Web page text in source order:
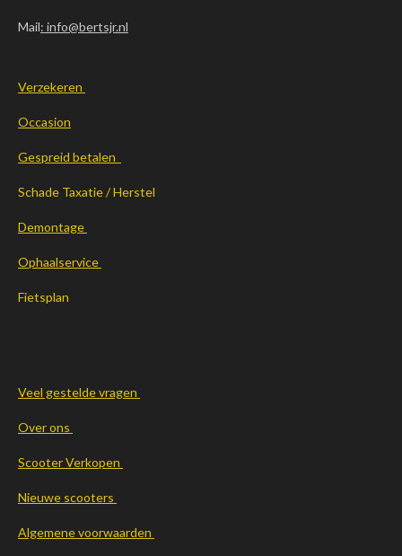
Mail: info@bertsjr.nl
Verzekeren
Occasion
Gespreid betalen
Schade Taxatie / Herstel
Demontage
Ophaalservice
Fietsplan
Veel gestelde vragen
Over ons
Scooter Verkopen
Nieuwe scooters
Algemene voorwaarden